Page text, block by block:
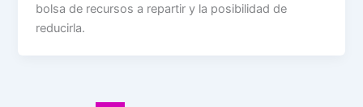
bolsa de recursos a repartir y la posibilidad de
reducirla.